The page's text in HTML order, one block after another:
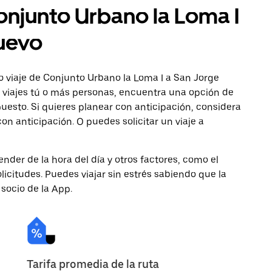
Urbano la Loma I
de Conjunto Urbano la Loma I a San Jorge
tú o más personas, encuentra una opción de
Si quieres planear con anticipación, considera
anticipación. O puedes solicitar un viaje a
de la hora del día y otros factores, como el
Puedes viajar sin estrés sabiendo que la
de la App.
Tarifa promedia de la ruta